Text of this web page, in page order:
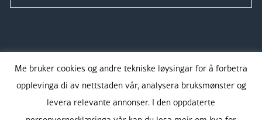
Me bruker cookies og andre tekniske løysingar for å forbetra
opplevinga di av nettstaden vår, analysera bruksmønster og
levera relevante annonser. I den oppdaterte